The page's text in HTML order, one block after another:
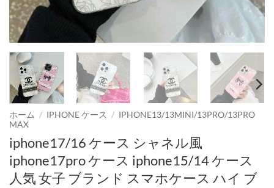
ホーム / IPHONE ケース / IPHONE13/13MINI/13PRO/13PRO
MAX
iphone17/16 ケース シャネル風
iphone17pro ケース iphone15/14 ケース
人気 女子 ブランド スマホケース ハイ ブ